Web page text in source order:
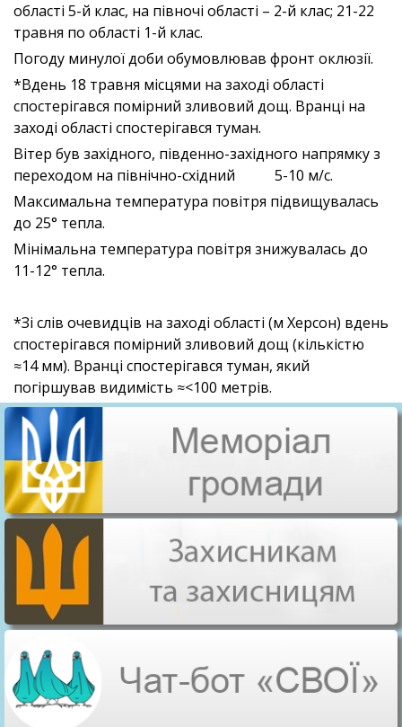
області 5-й клас, на півночі області – 2-й клас; 21-22
травня по області 1-й клас.
Погоду минулої доби обумовлював фронт оклюзії.
*Вдень 18 травня місцями на заході області
спостерігався помірний зливовий дощ. Вранці на
заході області спостерігався туман.
Вітер був західного, південно-західного напрямку з
переходом на північно-східний 5-10 м/с.
Максимальна температура повітря підвищувалась
до 25° тепла.
Мінімальна температура повітря знижувалась до
11-12° тепла.
*Зі слів очевидців на заході області (м Херсон) вдень
спостерігався помірний зливовий дощ (кількістю
≈14 мм). Вранці спостерігався туман, який
погіршував видимість ≈<100 метрів.